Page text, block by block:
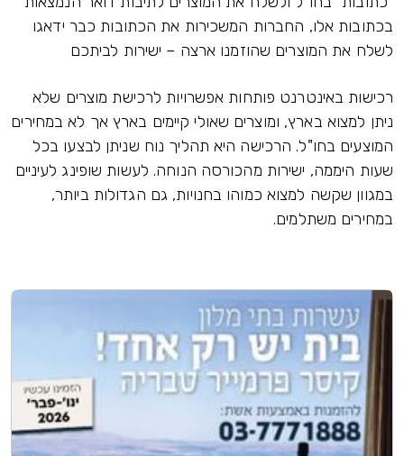
בכתובות אלו, החברות המשכירות את הכתובות כבר ידאגו
לשלח את המוצרים שהוזמנו ארצה – ישירות לביתכם
רכישות באינטרנט פותחות אפשרויות לרכישת מוצרים שלא
ניתן למצוא בארץ, ומוצרים שאולי קיימים בארץ אך לא במחירים
המוצעים בחו"ל. הרכישה היא תהליך נוח שניתן לבצעו בכל
שעות היממה, ישירות מהכורסה הנוחה. לעשות שופינג לעיניים
במגוון שקשה למצוא כמוהו בחנויות, גם הגדולות ביותר,
במחירים משתלמים.